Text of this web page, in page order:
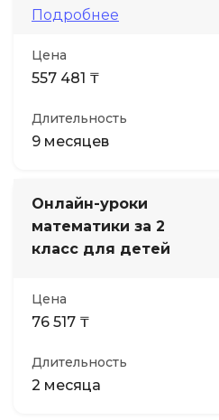
Подробнее
Цена
557 481 ₸
Длительность
9 месяцев
Онлайн-уроки
математики за 2
класс для детей
Цена
76 517 ₸
Длительность
2 месяца